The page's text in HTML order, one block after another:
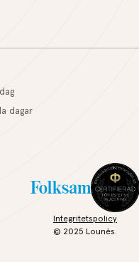
dagar
© 2025 Lounès.
Integritetspolicy